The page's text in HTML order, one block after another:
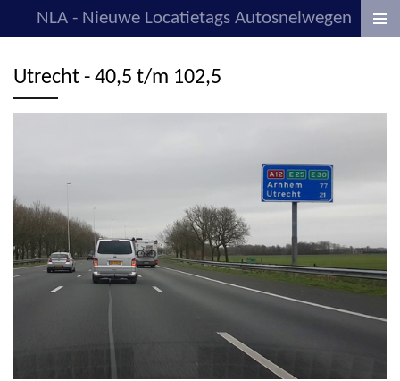
direct
de
NLA - Nieuwe Locatietags Autosnelwegen
Utrecht - 40,5 t/m 102,5